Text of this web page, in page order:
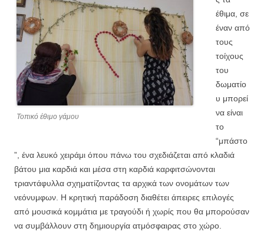
Τοπικό έθιμο γάμου
έθιμα, σε
έναν από
τους
τοίχους
του
δωματίο
υ μπορεί
να είναι
το
“μπάστο
”, ένα λευκό χειράμι όπου πάνω του σχεδιάζεται από κλαδιά
βάτου μια καρδιά και μέσα στη καρδιά καρφιτσώνονται
τριαντάφυλλα σχηματίζοντας τα αρχικά των ονομάτων των
νεόνυμφων. Η κρητική παράδοση διαθέτει άπειρες επιλογές
από μουσικά κομμάτια με τραγούδι ή χωρίς που θα μπορούσαν
να συμβάλλουν στη δημιουργία ατμόσφαιρας στο χώρο.